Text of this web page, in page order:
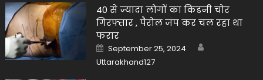
40 से ज्यादा लोगों का किडनी चोर
गिरफ्तार , पैरोल जंप कर चल रहा था
फरार
Posted
on
September 25, 2024
Uttarakhand127